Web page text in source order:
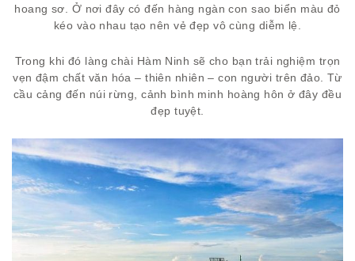
hoang sơ. Ở nơi đây có đến hàng ngàn con sao biển màu đỏ
kéo vào nhau tạo nên vẻ đẹp vô cùng diễm lệ.
Trong khi đó làng chài Hàm Ninh sẽ cho bạn trải nghiệm trọn
vẹn đậm chất văn hóa – thiên nhiên – con người trên đảo. Từ
cầu cảng đến núi rừng, cảnh bình minh hoàng hôn ở đây đều
đẹp tuyệt.